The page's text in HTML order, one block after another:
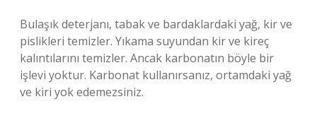
Bulaşık deterjanı, tabak ve bardaklardaki yağ, kir ve
pislikleri temizler. Yıkama suyundan kir ve kireç
kalıntılarını temizler. Ancak karbonatın böyle bir
işlevi yoktur. Karbonat kullanırsanız, ortamdaki yağ
ve kiri yok edemezsiniz.